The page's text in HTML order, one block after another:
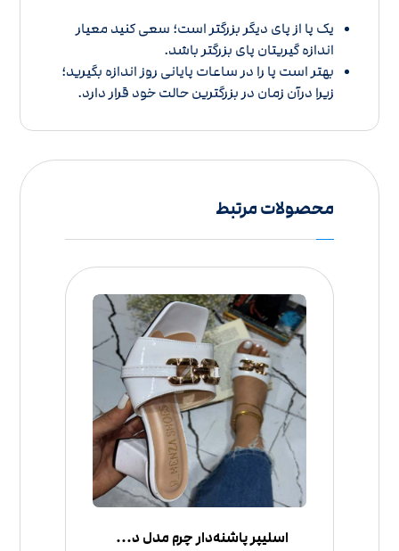
یک پا از پای دیگر بزرگتر است؛ سعی کنید معیار
اندازه گیریتان پای بزرگتر باشد.
بهتر است پا را در ساعات پایانی روز اندازه بگیرید؛
زیرا درآن زمان در بزرگترین حالت خود قرار دارد.
محصولات مرتبط
اسلیپر پاشنه‌دار چرم مدل دستبند